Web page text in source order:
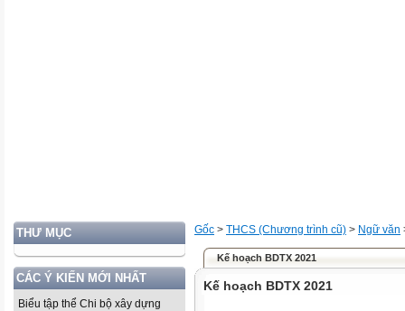
THƯ MỤC
CÁC Ý KIẾN MỚI NHẤT
Biểu tập thể Chi bộ xây dựng
Gốc > THCS (Chương trình cũ) > Ngữ văn
Kế hoạch BDTX 2021
Kế hoạch BDTX 2021